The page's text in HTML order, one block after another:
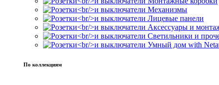
Механизмы
Лицевые панели
Аксессуары и
Светильники и
Умный дом with
По коллекциям